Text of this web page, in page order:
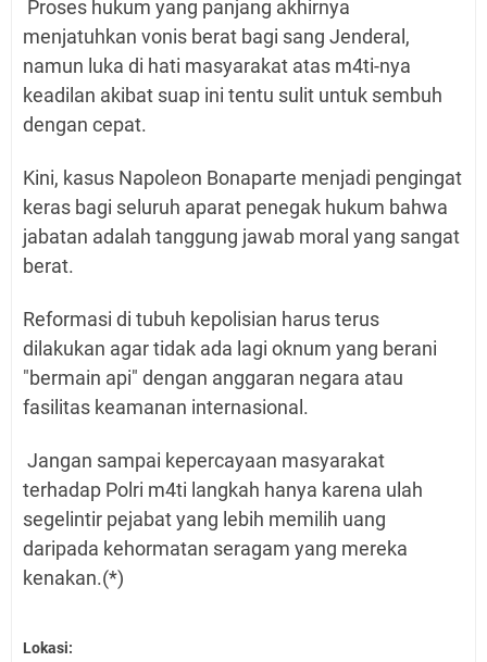
Proses hukum yang panjang akhirnya
menjatuhkan vonis berat bagi sang Jenderal,
namun luka di hati masyarakat atas m4ti-nya
keadilan akibat suap ini tentu sulit untuk sembuh
dengan cepat.
Kini, kasus Napoleon Bonaparte menjadi pengingat
keras bagi seluruh aparat penegak hukum bahwa
jabatan adalah tanggung jawab moral yang sangat
berat.
Reformasi di tubuh kepolisian harus terus
dilakukan agar tidak ada lagi oknum yang berani
"bermain api" dengan anggaran negara atau
fasilitas keamanan internasional.
Jangan sampai kepercayaan masyarakat
terhadap Polri m4ti langkah hanya karena ulah
segelintir pejabat yang lebih memilih uang
daripada kehormatan seragam yang mereka
kenakan.(*)
Lokasi: